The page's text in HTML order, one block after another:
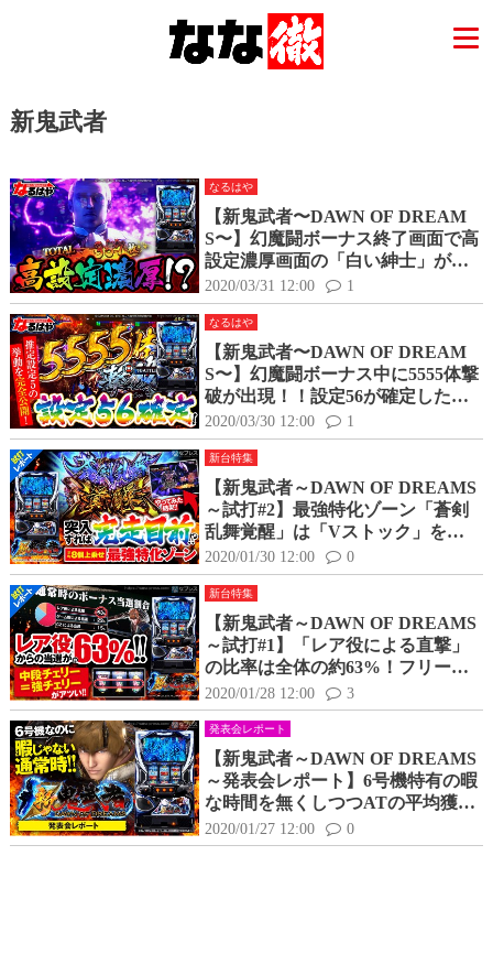
新鬼武者
なるはや
【新鬼武者〜DAWN OF DREAM
S〜】幻魔闘ボーナス終了画面で高
設定濃厚画面の「白い紳士」が出
現！？推定設定4の挙動をデータ付
きで紹介！
2020/03/31 12:00 1
なるはや
【新鬼武者〜DAWN OF DREAM
S〜】幻魔闘ボーナス中に5555体撃
破が出現！！設定56が確定した推
定設定5の台を終日打ち切った全デ
ータから分かった高設定挙動と
は？
2020/03/30 12:00 1
新台特集
【新鬼武者～DAWN OF DREAMS
～試打#2】最強特化ゾーン「蒼剣
乱舞覚醒」は「Vストック」を平
均8個上乗せ！！
2020/01/30 12:00 0
新台特集
【新鬼武者～DAWN OF DREAMS
～試打#1】「レア役による直撃」
の比率は全体の約63%！フリーズ
は強(中段)チェリーの一部で抽
選！
2020/01/28 12:00 3
発表会レポート
【新鬼武者～DAWN OF DREAMS
～発表会レポート】6号機特有の暇
な時間を無くしつつATの平均獲得
枚数を大きくするをコンセプト！
通常時は常に期待しながら遊技が
2020/01/27 12:00 0